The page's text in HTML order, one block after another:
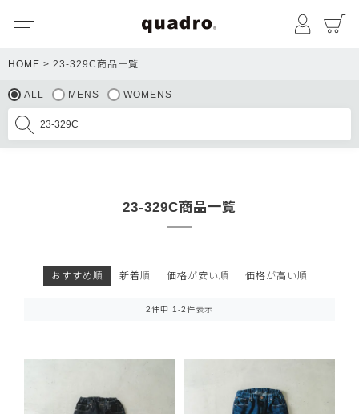
マイペ
HOME 23-329C商品一覧
ALL MENS WOMENS
23-329C商品一覧
おすすめ順 新着順 価格が安い順 価格が高い順
2件中 1 -2件表示